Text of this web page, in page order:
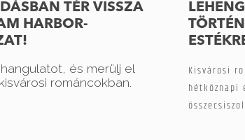
TÉR VISSZA
HARBOR-
és merülj el
románcokban.
Kisvárosi
hétköznapi